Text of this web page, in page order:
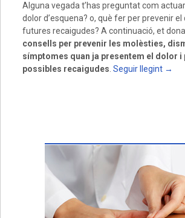
Alguna vegada t’has preguntat com
dolor d’esquena? o, què fer per prevenir el
futures recaigudes? A continuació, et
consells per prevenir les molèsties,
símptomes quan ja presentem el dolor i
possibles recaigudes Seguir llegint →